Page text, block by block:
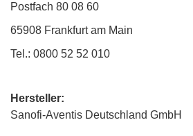
Postfach 80 08 60
65908 Frankfurt am Main
Tel.: 0800 52 52 010
Hersteller:
Sanofi-Aventis Deutschland GmbH